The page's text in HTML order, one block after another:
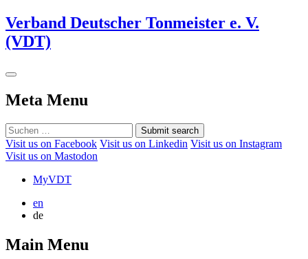
Verband Deutscher Tonmeister e. V.
(VDT)
Meta Menu
Submit search
Visit us on Facebook Visit us on Linkedin Visit us on Instagram
Visit us on Mastodon
MyVDT
en
de
Main Menu